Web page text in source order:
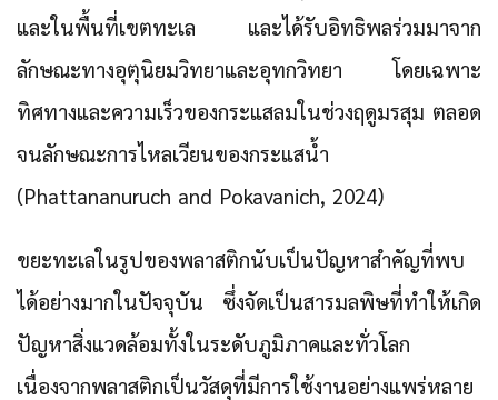
และในพื้นที่เขตทะเล และได้รับอิทธิพลร่วมมาจาก
ลักษณะทางอุตุนิยมวิทยาและอุทกวิทยา โดยเฉพาะ
ทิศทางและความเร็วของกระแสลมในช่วงฤดูมรสุม ตลอด
จนลักษณะการไหลเวียนของกระแสน้ำ
(Phattananuruch and Pokavanich, 2024)
ขยะทะเลในรูปของพลาสติกนับเป็นปัญหาสำคัญที่พบ
ได้อย่างมากในปัจจุบัน ซึ่งจัดเป็นสารมลพิษที่ทำให้เกิด
ปัญหาสิ่งแวดล้อมทั้งในระดับภูมิภาคและทั่วโลก
เนื่องจากพลาสติกเป็นวัสดุที่มีการใช้งานอย่างแพร่หลาย